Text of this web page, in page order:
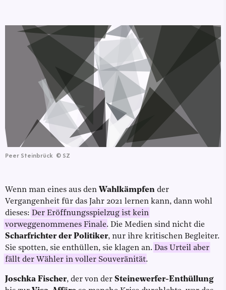
Peer Steinbrück © SZ
Wenn man eines aus den Wahlkämpfen der
Vergangenheit für das Jahr 2021 lernen kann, dann wohl
dieses: Der Eröffnungsspielzug ist kein
vorweggenommenes Finale. Die Medien sind nicht die
Scharfrichter der Politiker, nur ihre kritischen Begleiter.
Sie spotten, sie enthüllen, sie klagen an. Das Urteil aber
fällt der Wähler in voller Souveränität.
Joschka Fischer, der von der Steinewerfer-Enthüllung